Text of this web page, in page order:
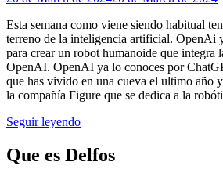
Esta semana como viene siendo habitual
terreno de la inteligencia artificial. OpenAi
para crear un robot humanoide que integra
OpenAI. OpenAI ya lo conoces por
que has vivido en una cueva el ultimo año
la compañía Figure que se dedica a la
Seguir leyendo
Que es Delfos